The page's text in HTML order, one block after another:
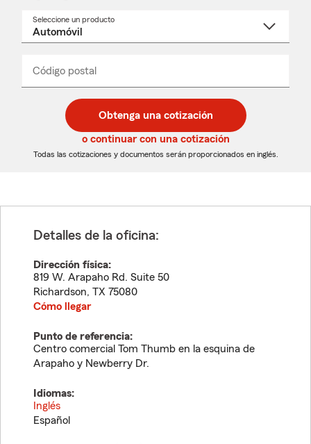
Seleccione un producto
desplegable
Código postal
de
5
dígitos
de
5
dígitos
_____
Obtenga una cotización
o continuar con una cotización
Todas las cotizaciones y documentos serán proporcionados en inglés.
Detalles de la oficina:
Dirección física:
819 W. Arapaho Rd. Suite 50
Richardson, TX 75080
Cómo llegar
Punto de referencia:
Centro comercial Tom Thumb en la esquina de
Arapaho y Newberry Dr.
Idiomas:
Inglés
Español